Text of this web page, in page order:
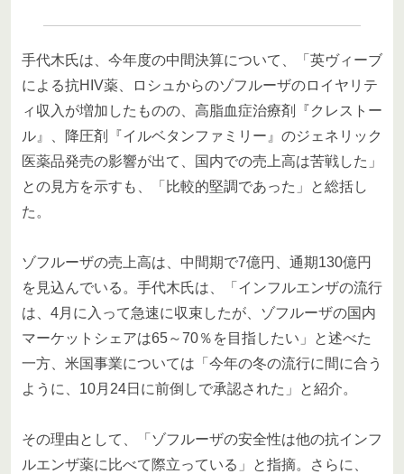
手代木氏は、今年度の中間決算について、「英ヴィーブ
による抗HIV薬、ロシュからのゾフルーザのロイヤリテ
ィ収入が増加したものの、高脂血症治療剤『クレストー
ル』、降圧剤『イルベタンファミリー』のジェネリック
医薬品発売の影響が出て、国内での売上高は苦戦した」
との見方を示すも、「比較的堅調であった」と総括し
た。
ゾフルーザの売上高は、中間期で7億円、通期130億円
を見込んでいる。手代木氏は、「インフルエンザの流行
は、4月に入って急速に収束したが、ゾフルーザの国内
マーケットシェアは65～70％を目指したい」と述べた
一方、米国事業については「今年の冬の流行に間に合う
ように、10月24日に前倒しで承認された」と紹介。
その理由として、「ゾフルーザの安全性は他の抗インフ
ルエンザ薬に比べて際立っている」と指摘。さらに、